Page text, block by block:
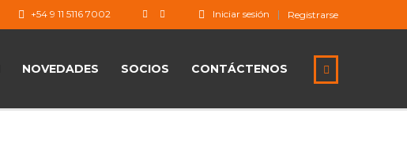
Iniciar sesión Registrarse
+54 9 11 5116 7002
NOVEDADES SOCIOS CONTÁCTENOS